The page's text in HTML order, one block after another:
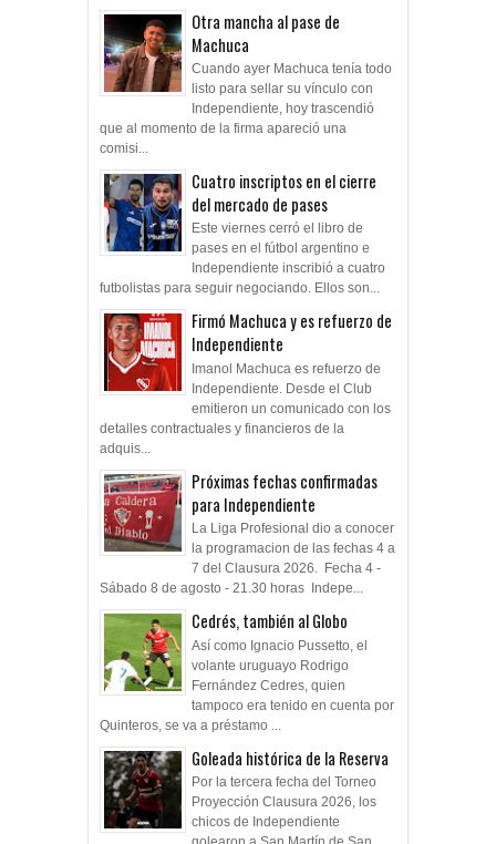
Otra mancha al pase de
Machuca
Cuando ayer Machuca tenía todo
listo para sellar su vínculo con
Independiente, hoy trascendió
que al momento de la firma apareció una
comisi...
Cuatro inscriptos en el cierre
del mercado de pases
Este viernes cerró el libro de
pases en el fútbol argentino e
Independiente inscribió a cuatro
futbolistas para seguir negociando. Ellos son...
Firmó Machuca y es refuerzo de
Independiente
Imanol Machuca es refuerzo de
Independiente. Desde el Club
emitieron un comunicado con los
detalles contractuales y financieros de la
adquis...
Próximas fechas confirmadas
para Independiente
La Liga Profesional dio a conocer
la programacion de las fechas 4 a
7 del Clausura 2026. Fecha 4 -
Sábado 8 de agosto - 21.30 horas Indepe...
Cedrés, también al Globo
Así como Ignacio Pussetto, el
volante uruguayo Rodrigo
Fernández Cedres, quien
tampoco era tenido en cuenta por
Quinteros, se va a préstamo ...
Goleada histórica de la Reserva
Por la tercera fecha del Torneo
Proyección Clausura 2026, los
chicos de Independiente